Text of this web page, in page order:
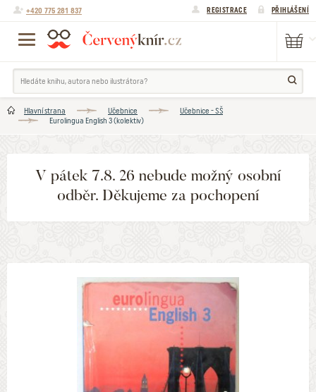
+420 775 281 837 REGISTRACE PŘIHLÁŠENÍ
Hlavní strana Učebnice
Učebnice - SŠ
Eurolingua English 3 (kolektiv)
V pátek 7.8. 26 nebude možný osobní
odběr. Děkujeme za pochopení